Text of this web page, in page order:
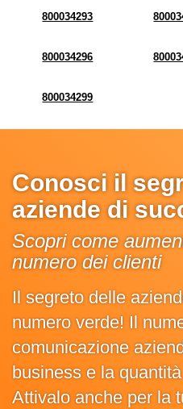
800034293
800034296
800034299
Conosci il
aziende di
Scopri come
numero dei clienti
Il segreto delle
numero verde! Il
comunicazione
business e la
Attivalo anche per la